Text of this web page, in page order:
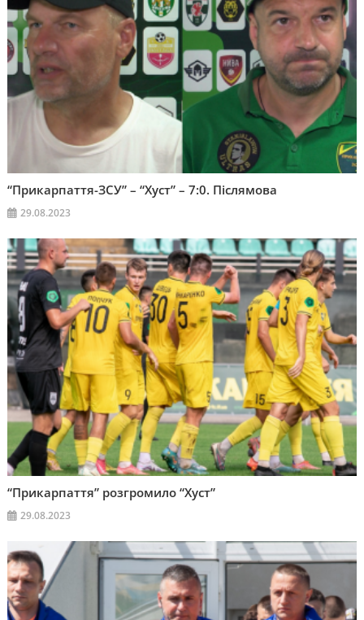
“Прикарпаття-ЗСУ” – “Хуст” – 7:0. Післямова
29.08.2023
“Прикарпаття” розгромило “Хуст”
29.08.2023